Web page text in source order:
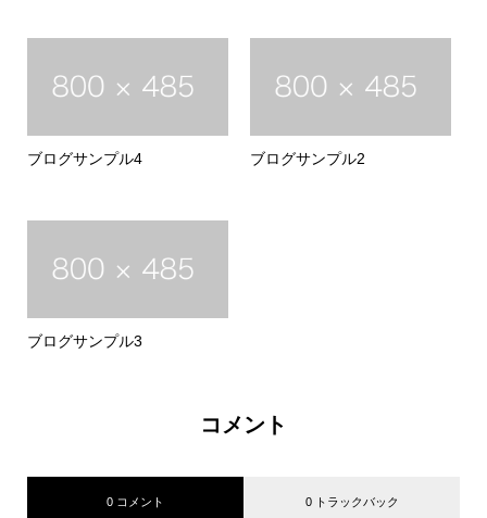
ブログサンプル4 ブログサンプル2
ブログサンプル3
コメント
0 コメント 0 トラックバック